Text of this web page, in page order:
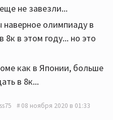
не завезли...
олимпиаду в
8к в этом году... но это
как в Японии, больше
в 8к...
08 ноября 2020 в 01:33